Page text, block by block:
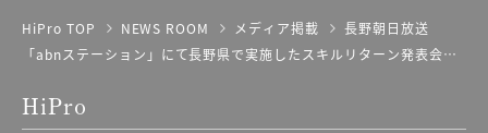
HiPro TOP NEWS ROOM メディア掲載
長野朝日放送
「abnステーション」にて長野県で実施したスキルリターン発表会に
HiPro